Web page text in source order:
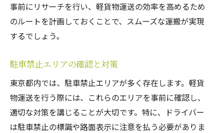
事前にリサーチを行い、軽貨物運送の効率を高めるため
のルートを計画しておくことで、スムーズな運搬が実現
するでしょう。
駐車禁止エリアの確認と対策
東京都内では、駐車禁止エリアが多く存在します。軽貨
物運送を行う際には、これらのエリアを事前に確認し、
適切な対策を講じることが大切です。特に、ドライバー
は駐車禁止の標識や路面表示に注意を払う必要がありま